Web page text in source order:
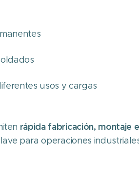
usos y cargas
rápida fabricación, montaje
para operaciones